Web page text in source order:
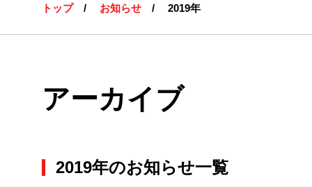
トップ お知らせ 2019年
アーカイブ
2019年のお知らせ一覧